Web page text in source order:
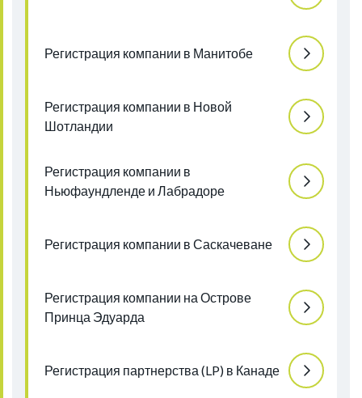
Регистрация компании в Манитобе
Регистрация компании в Новой
Шотландии
Регистрация компании в
Ньюфаундленде и Лабрадоре
Регистрация компании в Саскачеване
Регистрация компании на Острове
Принца Эдуарда
Регистрация партнерства (LP) в Канаде